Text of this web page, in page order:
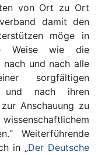
von Ort zu Ort
damit den
möge in
Weise wie die
und nach alle
sorgfältigen
und nach ihren
Anschauung zu
Weiterführende
in „Der Deutsche